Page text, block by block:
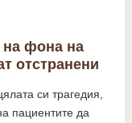
на фона на
отстранени
си трагедия,
пациентите да